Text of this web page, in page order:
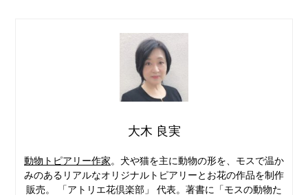
大木 良実
動物トピアリー作家。犬や猫を主に動物の形を、モスで温か
みのあるリアルなオリジナルトピアリーとお花の作品を制作
販売。 「アトリエ花倶楽部」 代表。著書に「モスの動物た